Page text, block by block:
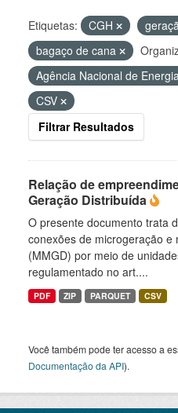
Etiquetas: CGH
bagaço de cana
Agência Nacional de
CSV
Filtrar Resultados
Relação de
Geração Distribuída
O presente documento trata
conexões de microgeração
(MMGD) por meio de
regulamentado no art....
PDF ZIP PARQUET CSV
Você também pode ter acesso a
Documentação da API).